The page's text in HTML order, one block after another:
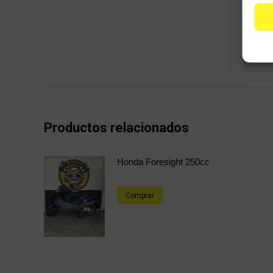
Productos relacionados
Honda Foresight 250cc
Comprar